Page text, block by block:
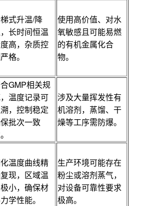
式升温/降
长时间恒温
高，杂质控
格。
使用高价值、对水
氧敏感且可能易燃
的有机金属化合
物。
GMP相关规
温度记录可
，控制稳定
批次一致
涉及大量挥发性有
机溶剂，蒸馏、干
燥等工序需防爆。
温度曲线精
现，区域温
小，确保材
学性能。
生产环境可能存在
粉尘或溶剂蒸气，
对设备可靠性要求
极高。